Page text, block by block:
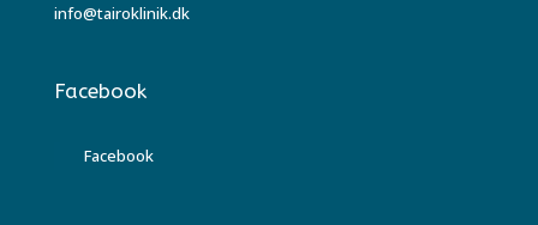
info@tairoklinik.dk
Facebook
Facebook